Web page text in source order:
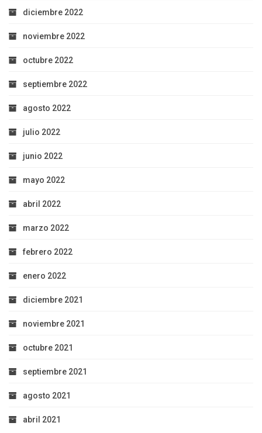
diciembre 2022
noviembre 2022
octubre 2022
septiembre 2022
agosto 2022
julio 2022
junio 2022
mayo 2022
abril 2022
marzo 2022
febrero 2022
enero 2022
diciembre 2021
noviembre 2021
octubre 2021
septiembre 2021
agosto 2021
abril 2021